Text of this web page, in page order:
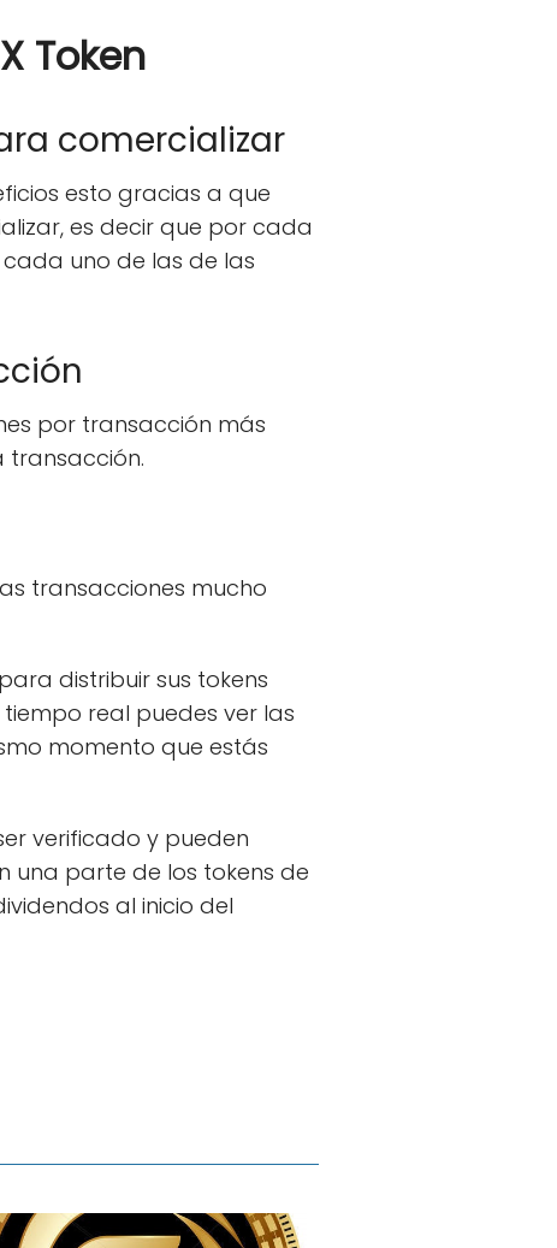
Token
comercializar
esto gracias a que
es decir que por cada
uno de las de las
por transacción más
transacción.
transacciones mucho
distribuir sus tokens
real puedes ver las
momento que estás
verificado y pueden
una parte de los tokens de
al inicio del